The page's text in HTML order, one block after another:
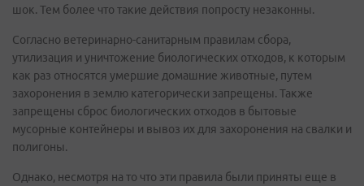
шок. Тем более что такие действия попросту незаконны.
Согласно ветеринарно-санитарным правилам сбора,
утилизация и уничтожение биологических отходов, к которым
как раз относятся умершие домашние животные, путем
захоронения в землю категорически запрещены. Также
запрещены сброс биологических отходов в бытовые
мусорные контейнеры и вывоз их для захоронения на свалки и
полигоны.
Однако, несмотря на то что эти правила были приняты еще в